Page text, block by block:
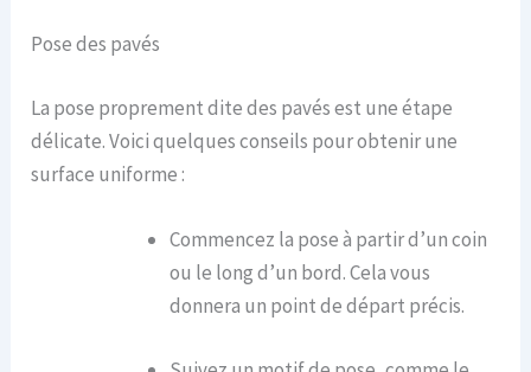
Pose des pavés
La pose proprement dite des pavés est une étape
délicate. Voici quelques conseils pour obtenir une
surface uniforme :
Commencez la pose à partir d’un coin
ou le long d’un bord. Cela vous
donnera un point de départ précis.